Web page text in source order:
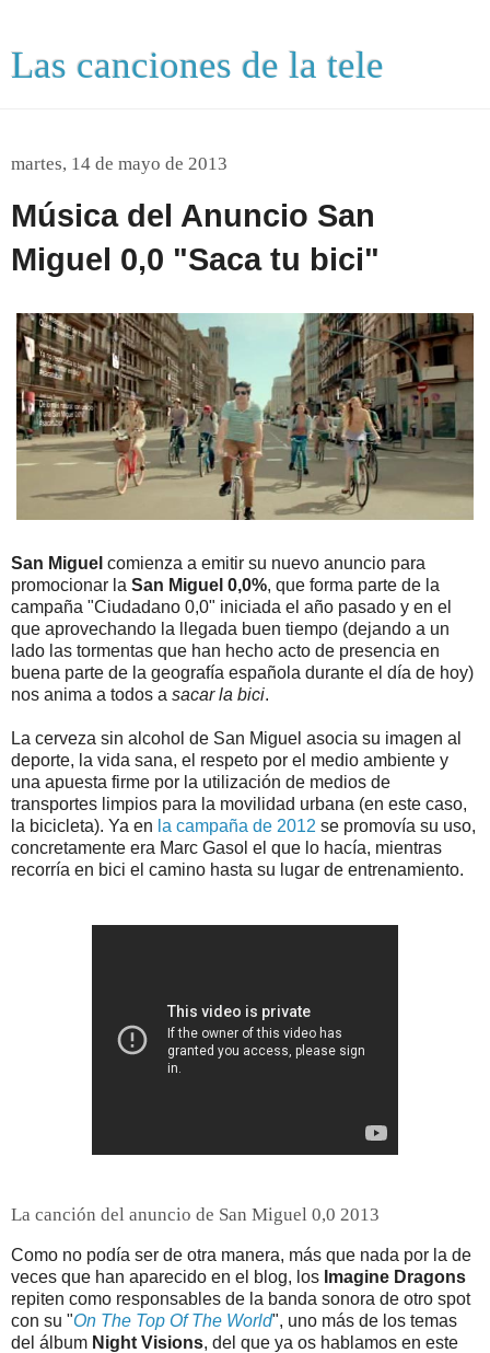
Las canciones de la tele
martes, 14 de mayo de 2013
Música del Anuncio San
Miguel 0,0 "Saca tu bici"
San Miguel comienza a emitir su nuevo anuncio para
promocionar la San Miguel 0,0%, que forma parte de la
campaña "Ciudadano 0,0" iniciada el año pasado y en el
que aprovechando la llegada buen tiempo (dejando a un
lado las tormentas que han hecho acto de presencia en
buena parte de la geografía española durante el día de hoy)
nos anima a todos a sacar la bici.
La cerveza sin alcohol de San Miguel asocia su imagen al
deporte, la vida sana, el respeto por el medio ambiente y
una apuesta firme por la utilización de medios de
transportes limpios para la movilidad urbana (en este caso,
la bicicleta). Ya en la campaña de 2012 se promovía su uso,
concretamente era Marc Gasol el que lo hacía, mientras
recorría en bici el camino hasta su lugar de entrenamiento.
La canción del anuncio de San Miguel 0,0 2013
Como no podía ser de otra manera, más que nada por la de
veces que han aparecido en el blog, los Imagine Dragons
repiten como responsables de la banda sonora de otro spot
con su "On The Top Of The World", uno más de los temas
del álbum Night Visions, del que ya os hablamos en este